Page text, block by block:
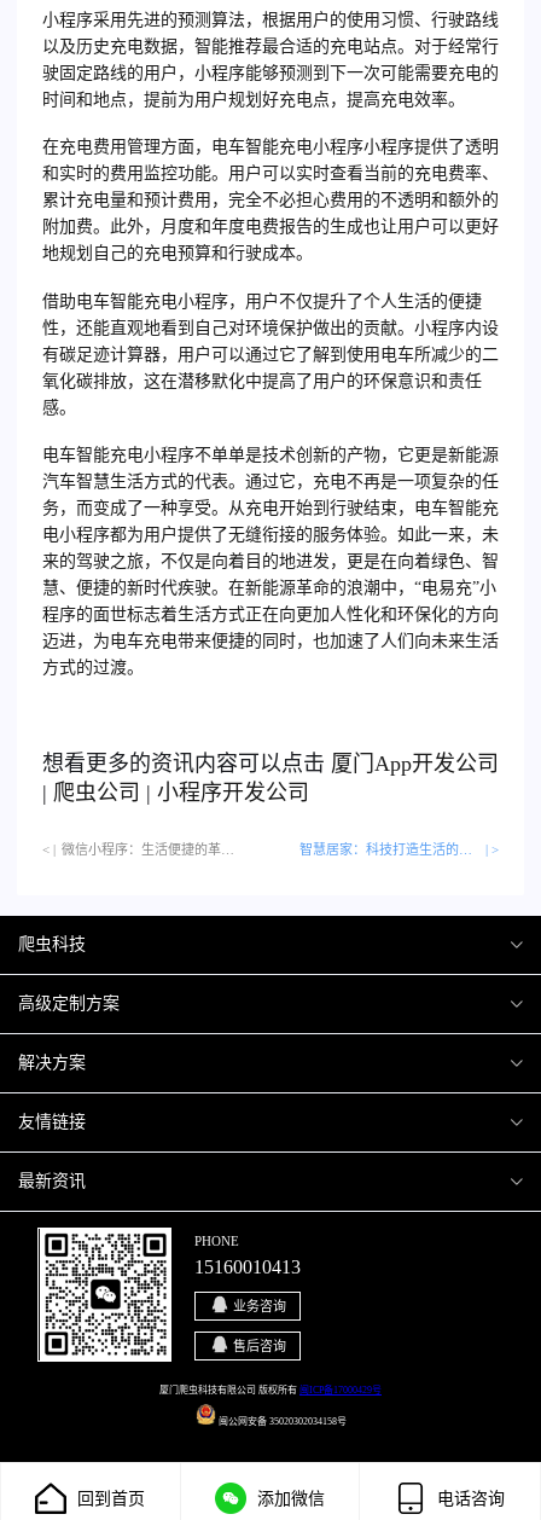
小程序采用先进的预测算法，根据用户的使用习惯、行驶路线
以及历史充电数据，智能推荐最合适的充电站点。对于经常行
驶固定路线的用户，小程序能够预测到下一次可能需要充电的
时间和地点，提前为用户规划好充电点，提高充电效率。
在充电费用管理方面，电车智能充电小程序小程序提供了透明
和实时的费用监控功能。用户可以实时查看当前的充电费率、
累计充电量和预计费用，完全不必担心费用的不透明和额外的
附加费。此外，月度和年度电费报告的生成也让用户可以更好
地规划自己的充电预算和行驶成本。
借助电车智能充电小程序，用户不仅提升了个人生活的便捷
性，还能直观地看到自己对环境保护做出的贡献。小程序内设
有碳足迹计算器，用户可以通过它了解到使用电车所减少的二
氧化碳排放，这在潜移默化中提高了用户的环保意识和责任
感。
电车智能充电小程序不单单是技术创新的产物，它更是新能源
汽车智慧生活方式的代表。通过它，充电不再是一项复杂的任
务，而变成了一种享受。从充电开始到行驶结束，电车智能充
电小程序都为用户提供了无缝衔接的服务体验。如此一来，未
来的驾驶之旅，不仅是向着目的地进发，更是在向着绿色、智
慧、便捷的新时代疾驶。在新能源革命的浪潮中，“电易充”小
程序的面世标志着生活方式正在向更加人性化和环保化的方向
迈进，为电车充电带来便捷的同时，也加速了人们向未来生活
方式的过渡。
想看更多的资讯内容可以点击 厦门 App开发公司
| 爬虫公司 | 小程序开发公司
< | | >
爬虫科技
爬虫案例
关于爬虫
高级定制方案
H5互动营销
微信小程序
移动APP
解决方案
商城解决方案
商城会员积分商城解决方案
网站解决方案
智慧校园解决方案
智慧停车解决方案
友情链接
厦门小程序开发
厦门APP开发
厦门微商城开发
博客园
最新资讯
行业资讯
爬虫动态
PHONE
15160010413
业务咨询
售后咨询
厦门爬虫科技有限公司 版权所有 闽ICP备17000429号
闽公网安备 35020302034158号
回到首页 添加微信 电话咨询